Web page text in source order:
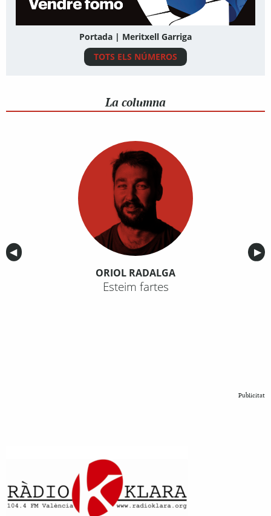
Portada | Meritxell Garriga
TOTS ELS NÚMEROS
La columna
Anterior
◀︎ ▶︎
ORIOL RADALGA
Esteim fartes
Publicitat